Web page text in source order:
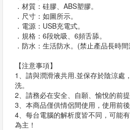
．材質：硅膠、ABS塑膠。
．尺寸：如圖所示。
．電源：USB充電式。
．規格：6段吮吸、6頻舌舔。
．防水：生活防水。(禁止產品長時
【注意事項】
1、請與潤滑液共用.並保存於陰涼處
洗。
2、請務必在安全、自願、愉悅的前提
3、本商品僅供情侶間使用，使用前後
4、每台電腦的解析度皆不同，可能
為主！